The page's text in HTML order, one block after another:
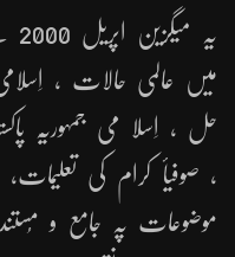
میں عالمی حالات ،
حل ، اِسلا می جمہوریّہ
، صوفیأ کرام کی
موضوعات پہ جامع و مُستند